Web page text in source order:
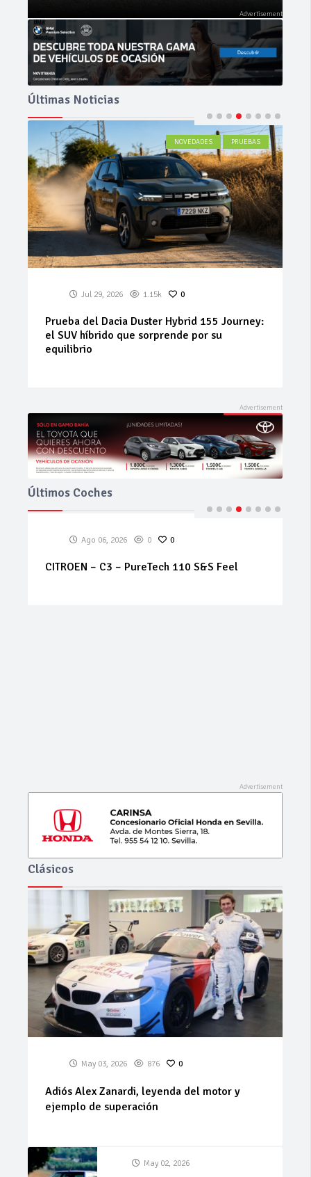
Últimas Noticias
ACTUALIDAD
Jul 27, 2026 532 0
Neumáticos de ocasión: la alternativa
inteligente para ahorrar sin renunciar a la
seguridad
Últimos Coches
Clásicos
May 03, 2026 876 0
Adiós Alex Zanardi, leyenda del motor y
ejemplo de superación
May 02, 2026